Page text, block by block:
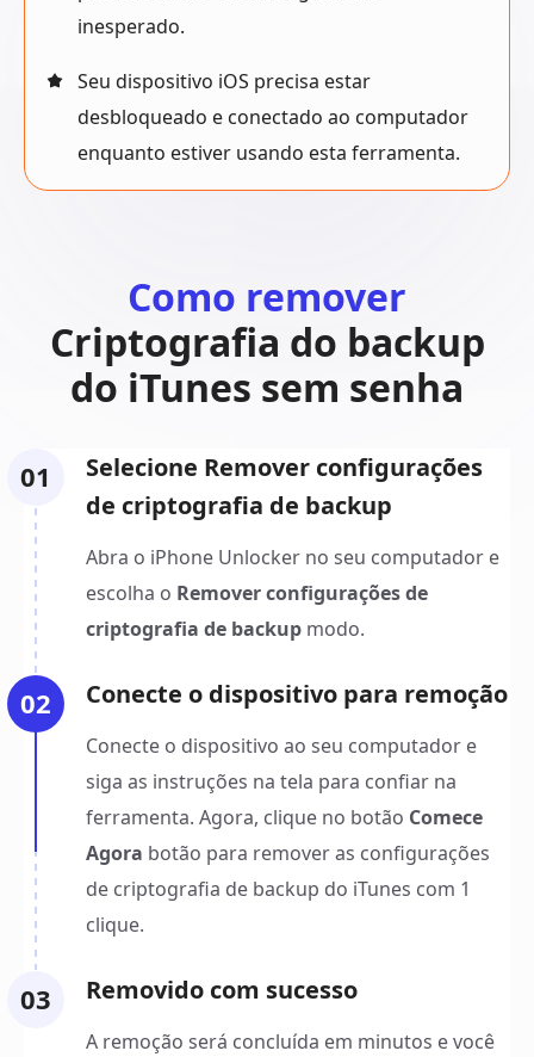
inesperado.
Seu dispositivo iOS precisa estar
desbloqueado e conectado ao computador
enquanto estiver usando esta ferramenta.
Como remover
Criptografia do backup
do iTunes sem senha
01
Selecione Remover configurações
de criptografia de backup
Abra o iPhone Unlocker no seu computador e
escolha o Remover configurações de
criptografia de backup modo.
02 Conecte o dispositivo para remoção
Conecte o dispositivo ao seu computador e
siga as instruções na tela para confiar na
ferramenta. Agora, clique no botão Comece
Agora botão para remover as configurações
de criptografia de backup do iTunes com 1
clique.
03 Removido com sucesso
A remoção será concluída em minutos e você